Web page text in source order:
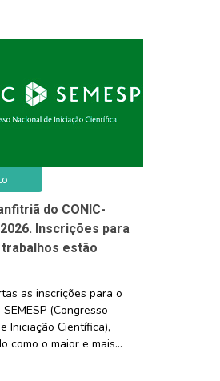
do CONIC-
2026. Inscrições para
estão
as inscrições para o
SEMESP (Congresso
Iniciação Científica),
como o maior e mais...